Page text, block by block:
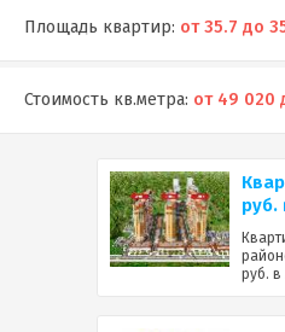
Площадь квартир: от 35.7 до
Стоимость кв.метра: от 49 020
руб.
руб. в